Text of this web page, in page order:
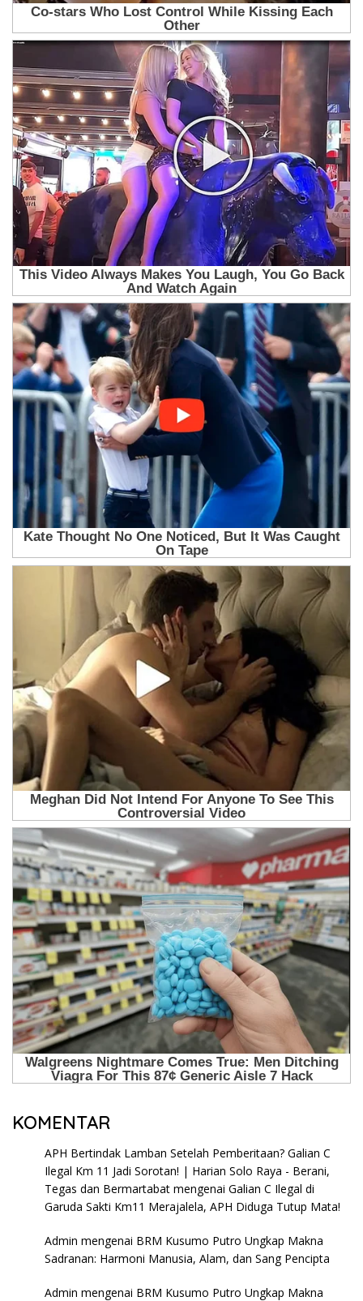
KOMENTAR
APH Bertindak Lamban Setelah Pemberitaan? Galian C
Ilegal Km 11 Jadi Sorotan! | Harian Solo Raya - Berani,
Tegas dan Bermartabat mengenai Galian C Ilegal di
Garuda Sakti Km11 Merajalela, APH Diduga Tutup Mata!
Admin mengenai BRM Kusumo Putro Ungkap Makna
Sadranan: Harmoni Manusia, Alam, dan Sang Pencipta
Admin mengenai BRM Kusumo Putro Ungkap Makna